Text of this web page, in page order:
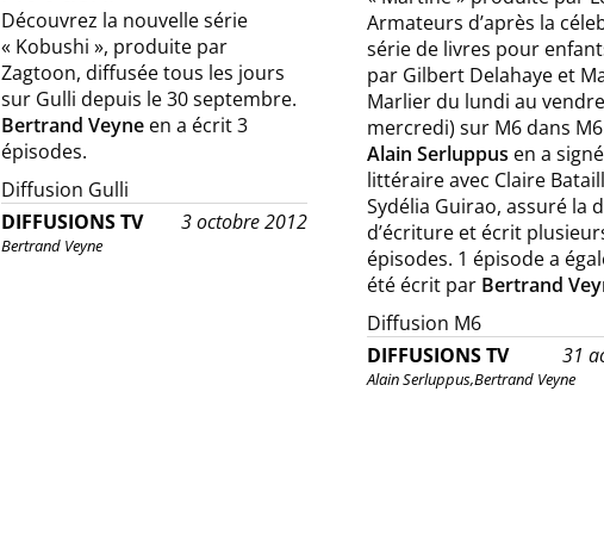
Découvrez la nouvelle série
« Kobushi », produite par
Zagtoon, diffusée tous les jours
sur Gulli depuis le 30 septembre.
Bertrand Veyneen a écrit 3
épisodes.
Diffusion Gulli
DIFFUSIONS TV
3 octobre 2012
Bertrand Veyne
Armateurs d’après la
série de livres pour
par Gilbert Delahaye et
Marlier du lundi au
mercredi) sur M6 dans
Alain Serluppus en a
littéraire avec Claire
Sydélia Guirao, assuré la
d’écriture et écrit
épisodes. 1 épisode a
été écrit par Bertrand
Diffusion M6
DIFFUSIONS TV
31
Alain Serluppus,Bertrand Veyne